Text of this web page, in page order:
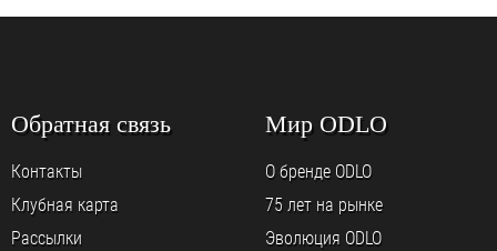
Обратная связь
Контакты
Клубная карта
Рассылки
Мир ODLO
О бренде ODLO
75 лет на рынке
Эволюция ODLO